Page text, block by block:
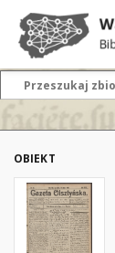
OBIEKT